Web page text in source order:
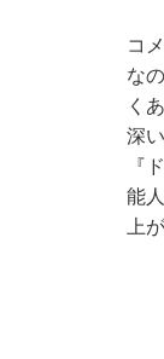
コ
な
く
深
『
能
上